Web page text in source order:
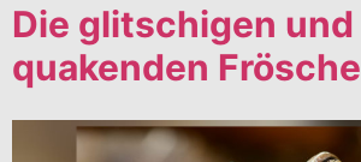
Die glitschigen und
quakenden Frösche